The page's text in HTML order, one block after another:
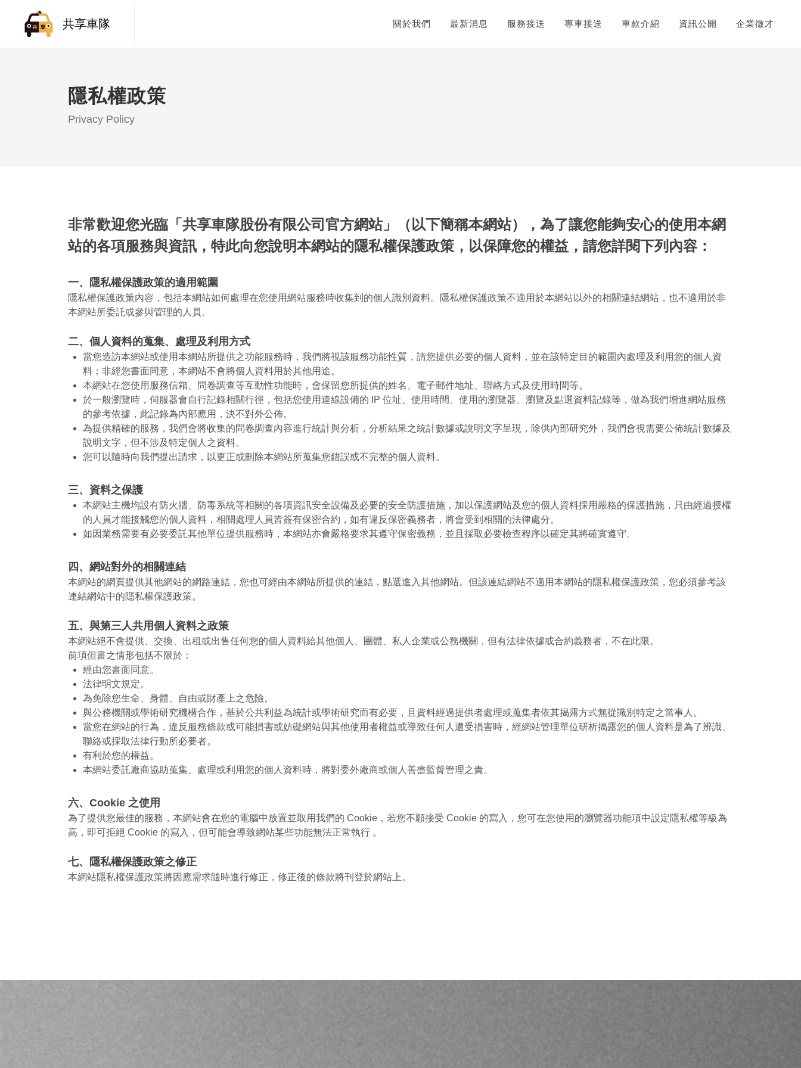
共享車隊 關於我們 最新消息 服務接送 專車接送 車款介紹 資訊公開 企業徵才
隱私權政策
Privacy Policy
非常歡迎您光臨「共享車隊股份有限公司官方網站」（以下簡稱本網站），為了讓您能夠安心的使用本網
站的各項服務與資訊，特此向您說明本網站的隱私權保護政策，以保障您的權益，請您詳閱下列內容：
一、隱私權保護政策的適用範圍
隱私權保護政策內容，包括本網站如何處理在您使用網站服務時收集到的個人識別資料。隱私權保護政策不適用於本網站以外的相關連結網站，也不適用於非
本網站所委託或參與管理的人員。
二、個人資料的蒐集、處理及利用方式
當您造訪本網站或使用本網站所提供之功能服務時，我們將視該服務功能性質，請您提供必要的個人資料，並在該特定目的範圍內處理及利用您的個人資
料；非經您書面同意，本網站不會將個人資料用於其他用途。
本網站在您使用服務信箱、問卷調查等互動性功能時，會保留您所提供的姓名、電子郵件地址、聯絡方式及使用時間等。
於一般瀏覽時，伺服器會自行記錄相關行徑，包括您使用連線設備的 IP 位址、使用時間、使用的瀏覽器、瀏覽及點選資料記錄等，做為我們增進網站服務
的參考依據，此記錄為內部應用，決不對外公佈。
為提供精確的服務，我們會將收集的問卷調查內容進行統計與分析，分析結果之統計數據或說明文字呈現，除供內部研究外，我們會視需要公佈統計數據及
說明文字，但不涉及特定個人之資料。
您可以隨時向我們提出請求，以更正或刪除本網站所蒐集您錯誤或不完整的個人資料。
三、資料之保護
本網站主機均設有防火牆、防毒系統等相關的各項資訊安全設備及必要的安全防護措施，加以保護網站及您的個人資料採用嚴格的保護措施，只由經過授權
的人員才能接觸您的個人資料，相關處理人員皆簽有保密合約，如有違反保密義務者，將會受到相關的法律處分。
如因業務需要有必要委託其他單位提供服務時，本網站亦會嚴格要求其遵守保密義務，並且採取必要檢查程序以確定其將確實遵守。
四、網站對外的相關連結
本網站的網頁提供其他網站的網路連結，您也可經由本網站所提供的連結，點選進入其他網站。但該連結網站不適用本網站的隱私權保護政策，您必須參考該
連結網站中的隱私權保護政策。
五、與第三人共用個人資料之政策
本網站絕不會提供、交換、出租或出售任何您的個人資料給其他個人、團體、私人企業或公務機關，但有法律依據或合約義務者，不在此限。
前項但書之情形包括不限於：
經由您書面同意。
法律明文規定。
為免除您生命、身體、自由或財產上之危險。
與公務機關或學術研究機構合作，基於公共利益為統計或學術研究而有必要，且資料經過提供者處理或蒐集者依其揭露方式無從識別特定之當事人。
當您在網站的行為，違反服務條款或可能損害或妨礙網站與其他使用者權益或導致任何人遭受損害時，經網站管理單位研析揭露您的個人資料是為了辨識、
聯絡或採取法律行動所必要者。
有利於您的權益。
本網站委託廠商協助蒐集、處理或利用您的個人資料時，將對委外廠商或個人善盡監督管理之責。
六、Cookie 之使用
為了提供您最佳的服務，本網站會在您的電腦中放置並取用我們的 Cookie，若您不願接受 Cookie 的寫入，您可在您使用的瀏覽器功能項中設定隱私權等級為
高，即可拒絕 Cookie 的寫入，但可能會導致網站某些功能無法正常執行 。
七、隱私權保護政策之修正
本網站隱私權保護政策將因應需求隨時進行修正，修正後的條款將刊登於網站上。